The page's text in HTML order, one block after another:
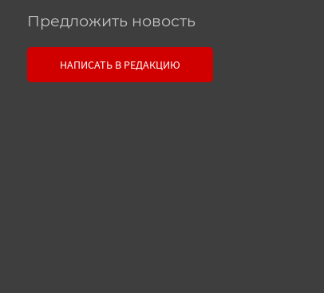
Предложить новость
НАПИСАТЬ В РЕДАКЦИЮ
Связь с редакцией
Оставьте свои настоящие